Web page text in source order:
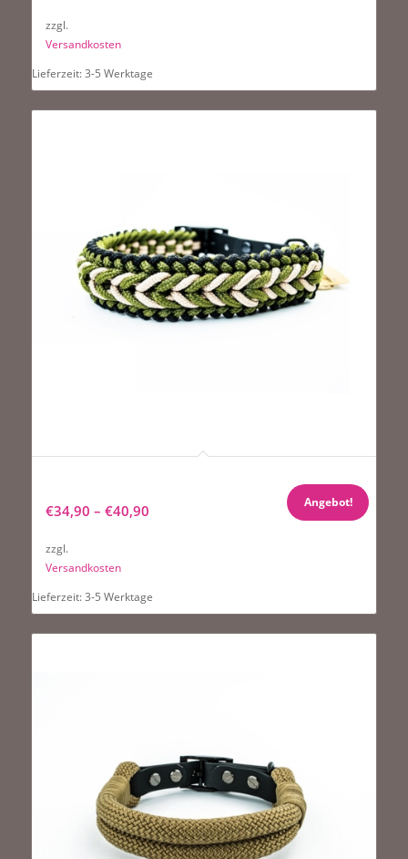
zzgl.
Versandkosten
Lieferzeit:3-5 Werktage
€34,90 – €40,90 Angebot!
zzgl.
Versandkosten
Lieferzeit:3-5 Werktage